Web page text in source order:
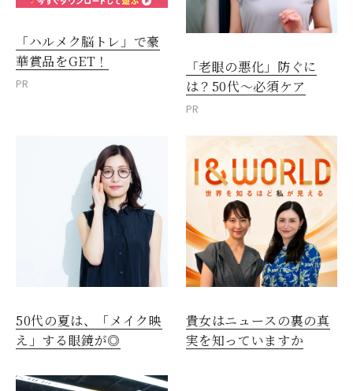
「ハルメク脳トレ」で豪
華賞品をGET！
PR
「老眼の悪化」防ぐに
は？50代～必須ケア
PR
50代の夏は、「メイク映
え」する眼鏡が◎
貴女はニュースの裏の真
実を知っていますか